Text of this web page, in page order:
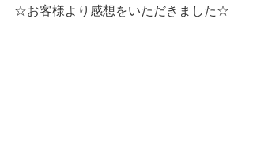
☆お客様より感想をいただきました☆